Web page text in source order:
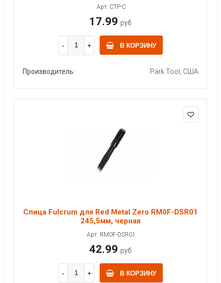
Арт: CTP-C
17.99 руб
В КОРЗИНУ
Производитель: Park Tool, США
Спица Fulcrum для Red Metal Zero RM0F-DSR01
245,5мм, черная
Арт: RM0F-DSR01
42.99 руб
В КОРЗИНУ